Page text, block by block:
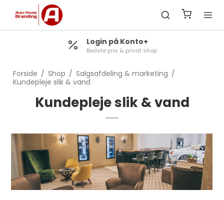
Udvikling af egne produkter
Til autoforhandlere, kæder & importør
Forside / Shop / Salgsafdeling & marketing /
Kundepleje slik & vand
Kundepleje slik & vand